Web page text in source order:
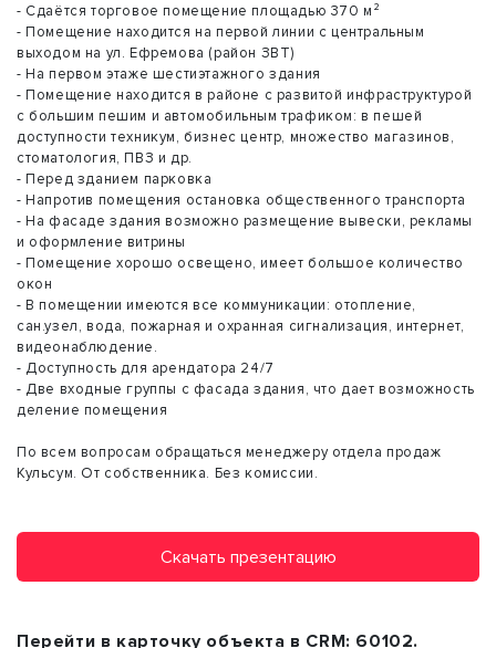
- Сдаётся торговое помещение площадью 370 м²
- Помещение находится на первой линии с центральным
выходом на ул. Ефремова (район ЗВТ)
- На первом этаже шестиэтажного здания
- Помещение находится в районе с развитой инфраструктурой
с большим пешим и автомобильным трафиком: в пешей
доступности техникум, бизнес центр, множество магазинов,
стоматология, ПВЗ и др.
- Перед зданием парковка
- Напротив помещения остановка общественного транспорта
- На фасаде здания возможно размещение вывески, рекламы
и оформление витрины
- Помещение хорошо освещено, имеет большое количество
окон
- В помещении имеются все коммуникации: отопление,
сан.узел, вода, пожарная и охранная сигнализация, интернет,
видеонаблюдение.
- Доступность для арендатора 24/7
- Две входные группы с фасада здания, что дает возможность
деление помещения
По всем вопросам обращаться менеджеру отдела продаж
Кульсум. От собственника. Без комиссии.
Скачать презентацию
Перейти в карточку объекта в CRM: 60102.